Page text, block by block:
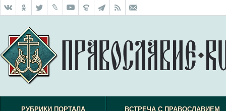
РУБРИКИ ПОРТАЛА ВСТРЕЧА С ПРАВОСЛАВИЕМ